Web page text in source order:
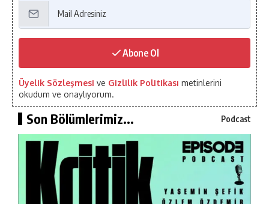
Abone Ol
Üyelik Sözleşmesi ve Gizlilik Politikası metinlerini
okudum ve onaylıyorum.
Son Bölümlerimiz... Podcast